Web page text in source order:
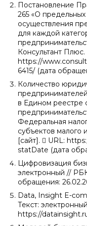
Постановление
265 «О
осуществления
для каждой
Консультант Плюс.
https://
6415/ (дата
Количество
в Едином реестре
Федеральная
субъектов малого
[сайт].  URL:
statDate (дата
Цифровизация
электронный //
обращения:
Data, Insight E-
Текст:
https://